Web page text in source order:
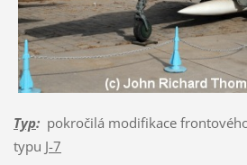
Typ:pokročilá modifikace
typu J-7